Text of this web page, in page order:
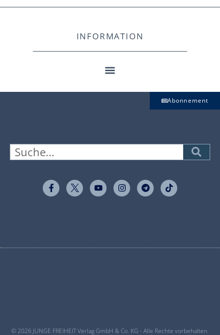
INFORMATION
Abonnement
© 2026 JUNGE FREIHEIT Verlag GmbH & Co. KG - Alle Rechte vorbehalten.